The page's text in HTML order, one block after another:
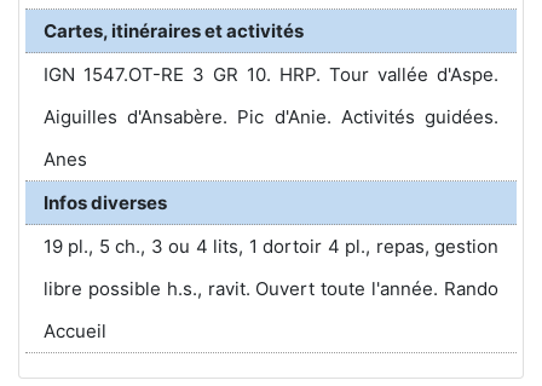
Cartes, itinéraires et activités
IGN 1547.OT-RE 3 GR 10. HRP. Tour vallée d'Aspe.
Aiguilles d'Ansabère. Pic d'Anie. Activités guidées.
Anes
Infos diverses
19 pl., 5 ch., 3 ou 4 lits, 1 dortoir 4 pl., repas, gestion
libre possible h.s., ravit. Ouvert toute l'année. Rando
Accueil